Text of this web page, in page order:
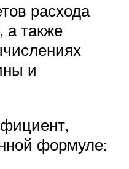
расхода
а также
и
формуле: